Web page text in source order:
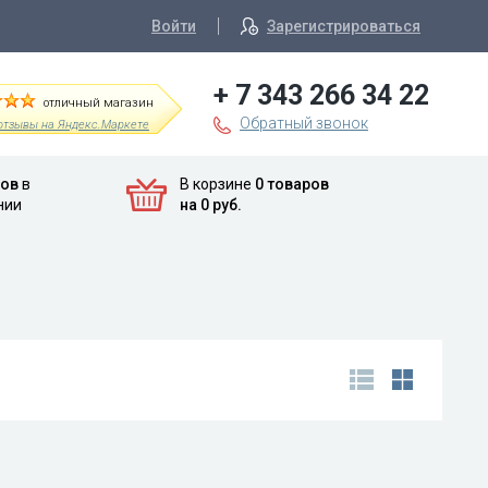
Войти Зарегистрироваться
отличный магазин
на Яндекс.Маркете
+ 7 343 266 34 22
Обратный звонок
в
В корзине 0 товаров
на 0 руб.